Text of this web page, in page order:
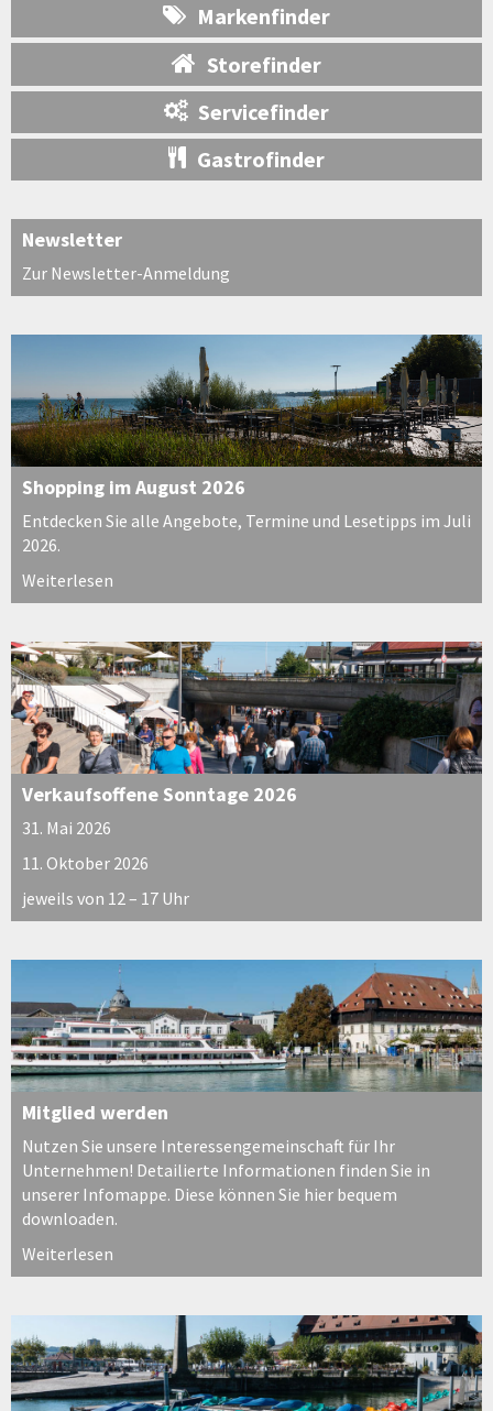
Markenfinder
Storefinder
Servicefinder
Gastrofinder
Newsletter
Zur Newsletter-Anmeldung
Shopping im August 2026
Entdecken Sie alle Angebote, Termine und Lesetipps im Juli
2026.
Weiterlesen
Verkaufsoffene Sonntage 2026
31. Mai 2026
11. Oktober 2026
jeweils von 12 – 17 Uhr
Mitglied werden
Nutzen Sie unsere Interessengemeinschaft für Ihr
Unternehmen! Detailierte Informationen finden Sie in
unserer Infomappe. Diese können Sie hier bequem
downloaden.
Weiterlesen